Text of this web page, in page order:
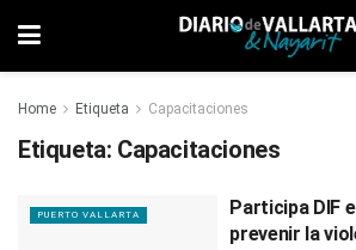
Home Etiqueta Capacitaciones
Etiqueta: Capacitaciones
PUERTO VALLARTA
Participa DIF
prevenir la